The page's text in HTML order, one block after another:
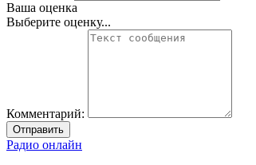
Ваша оценка
Выберите оценку...
Комментарий:
Отправить
Радио онлайн